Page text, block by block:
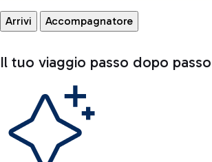
Arrivi Accompagnatore
Il tuo viaggio passo dopo passo